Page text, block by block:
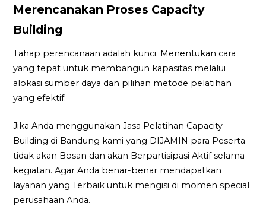
Merencanakan Proses Capacity
Building
Tahap perencanaan adalah kunci. Menentukan cara
yang tepat untuk membangun kapasitas melalui
alokasi sumber daya dan pilihan metode pelatihan
yang efektif.
Jika Anda menggunakan Jasa Pelatihan Capacity
Building di Bandung kami yang DIJAMIN para Peserta
tidak akan Bosan dan akan Berpartisipasi Aktif selama
kegiatan. Agar Anda benar-benar mendapatkan
layanan yang Terbaik untuk mengisi di momen special
perusahaan Anda.